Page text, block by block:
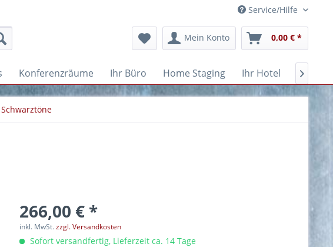
Service/Hilfe
Mein Konto 0,00 € *
Konferenzräume Ihr Büro Home Staging Ihr Hotel Kanzlei

Schwarztöne
266,00 € *
inkl. MwSt.zzgl. Versandkosten
Sofort versandfertig, Lieferzeit ca. 14 Tage